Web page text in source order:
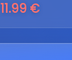
11.99 €